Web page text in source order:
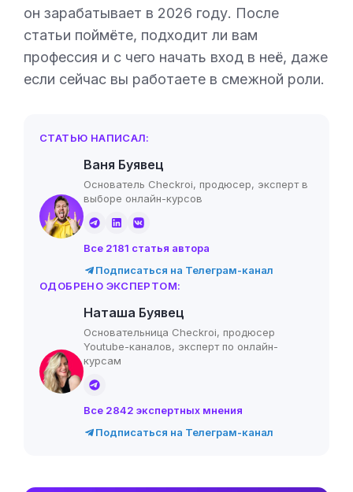
он зарабатывает в 2026 году. После
статьи поймёте, подходит ли вам
профессия и с чего начать вход в неё, даже
если сейчас вы работаете в смежной роли.
СТАТЬЮ НАПИСАЛ:
Ваня Буявец
Основатель Checkroi, продюсер, эксперт в
выборе онлайн-курсов
Все 2181 статья автора
Подписаться на Телеграм-канал
ОДОБРЕНО ЭКСПЕРТОМ:
Наташа Буявец
Основательница Checkroi, продюсер
Youtube-каналов, эксперт по онлайн-
курсам
Все 2842 экспертных мнения
Подписаться на Телеграм-канал